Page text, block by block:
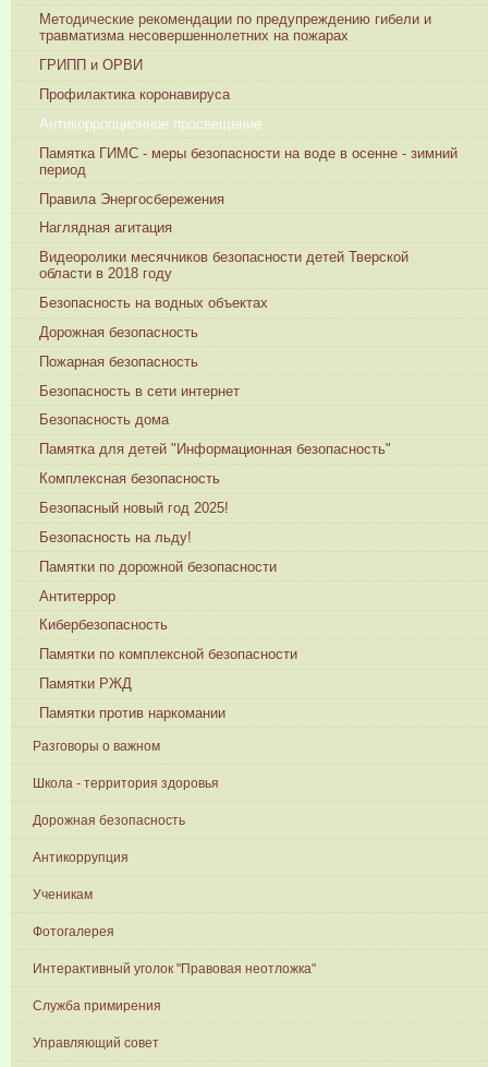
Методические рекомендации по предупреждению гибели и
травматизма несовершеннолетних на пожарах
ГРИПП и ОРВИ
Профилактика коронавируса
Антикорропционное просвещение
Памятка ГИМС - меры безопасности на воде в осенне - зимний
период
Правила Энергосбережения
Наглядная агитация
Видеоролики месячников безопасности детей Тверской
области в 2018 году
Безопасность на водных объектах
Дорожная безопасность
Пожарная безопасность
Безопасность в сети интернет
Безопасность дома
Памятка для детей "Информационная безопасность"
Комплексная безопасность
Безопасный новый год 2025!
Безопасность на льду!
Памятки по дорожной безопасности
Антитеррор
Кибербезопасность
Памятки по комплексной безопасности
Памятки РЖД
Памятки против наркомании
Разговоры о важном
Школа - территория здоровья
Дорожная безопасность
Антикоррупция
Ученикам
Фотогалерея
Интерактивный уголок "Правовая неотложка"
Служба примирения
Управляющий совет